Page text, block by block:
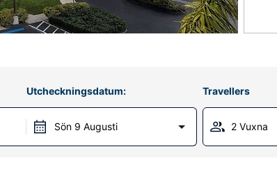
Utcheckningsdatum:
Sön 9 Augusti
Travellers
2 Vuxna